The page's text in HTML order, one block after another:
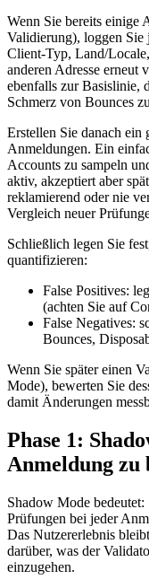
Wenn Sie bereits einige
Validierung), loggen Sie
Client‑Typ, Land/
anderen Adresse erneut
ebenfalls zur Basislinie,
Schmerz von Bounces
Erstellen Sie danach ein
Anmeldungen. Ein
Accounts zu sampeln
aktiv, akzeptiert aber
reklamierend oder nie
Vergleich neuer
Schließlich legen Sie
quantifizieren:
False Positives:
(achten Sie auf
False Negatives:
Bounces,
Wenn Sie später einen
Mode), bewerten Sie
damit Änderungen
Phase 1:
Anmeldung zu
Shadow Mode
Prüfungen bei jeder
Das Nutzererlebnis
darüber, was der
einzugehen.